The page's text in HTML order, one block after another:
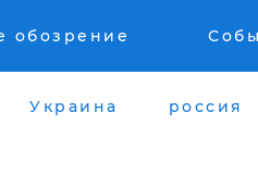
обозрение
Украина россия